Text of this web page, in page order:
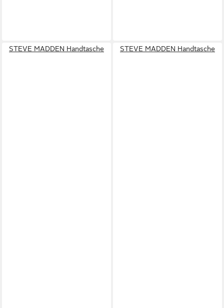
STEVE MADDEN Handtasche STEVE MADDEN Handtasche